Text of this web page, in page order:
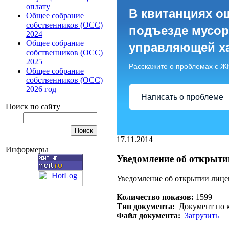
оплату
Общее собрание
собственников (ОСС)
2024
Общее собрание
собственников (ОСС)
2025
Общее собрание
собственников (ОСС)
2026 год
Поиск по сайту
Информеры
В квитанциях
подъезде
управляющей
Расскажите о проблемах с
Написать о проблеме
17.11.2014
Уведомление об
Уведомление об открытии
Количество показов: 1599
Тип документа: Документ по
Файл документа: Загрузить